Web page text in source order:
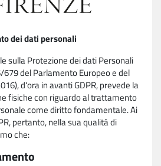
dei dati personali
sulla Protezione dei dati Personali
del Parlamento Europeo e del
d'ora in avanti GDPR, prevede la
fisiche con riguardo al trattamento
come diritto fondamentale. Ai
pertanto, nella sua qualità di
che: